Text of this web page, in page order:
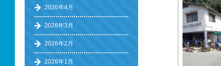
2026年4月
2026年3月
2026年2月
2026年1月